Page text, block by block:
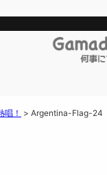
！ > Argentina-Flag-24